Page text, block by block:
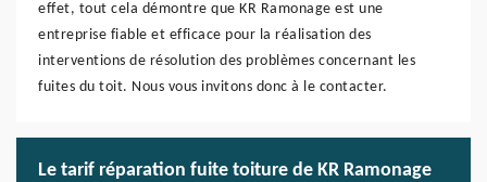
effet, tout cela démontre que KR Ramonage est une
entreprise fiable et efficace pour la réalisation des
interventions de résolution des problèmes concernant les
fuites du toit. Nous vous invitons donc à le contacter.
Le tarif réparation fuite toiture de KR Ramonage